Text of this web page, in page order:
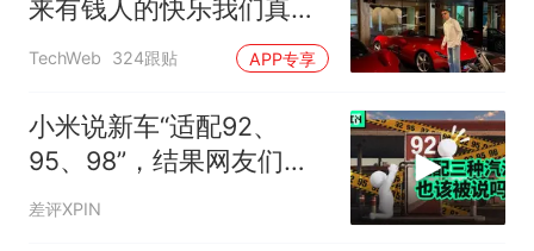
来有钱人的快乐我们真的
想象不到
TechWeb 324跟贴 APP专享
小米说新车“适配92、
95、98”，结果网友们就
吵起来了
差评XPIN